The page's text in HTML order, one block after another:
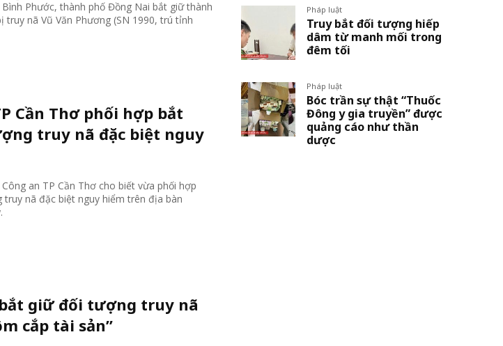
Phước, thành phố Đồng Nai bắt giữ thành
truy nã Vũ Văn Phương (SN 1990, trú tỉnh
Cần Thơ phối hợp bắt
truy nã đặc biệt nguy
an TP Cần Thơ cho biết vừa phối hợp
nã đặc biệt nguy hiểm trên địa bàn
giữ đối tượng truy nã
cắp tài sản”
Pháp luật
Truy bắt đối tượng hiếp
dâm từ manh mối trong
đêm tối
Pháp luật
Bóc trần sự thật “Thuốc
Đông y gia truyền” được
quảng cáo như thần
dược